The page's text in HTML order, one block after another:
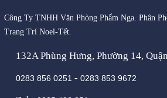
Công Ty TNHH Văn Phòng Phẩm Nga. Phân
Trang Trí Noel-Tết.
132A Phùng Hưng, Phường 14,
0283 856 0251 - 0283 853 9672